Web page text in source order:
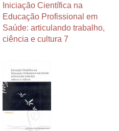
Iniciação Científica na
Educação Profissional em
Saúde: articulando trabalho,
ciência e cultura 7